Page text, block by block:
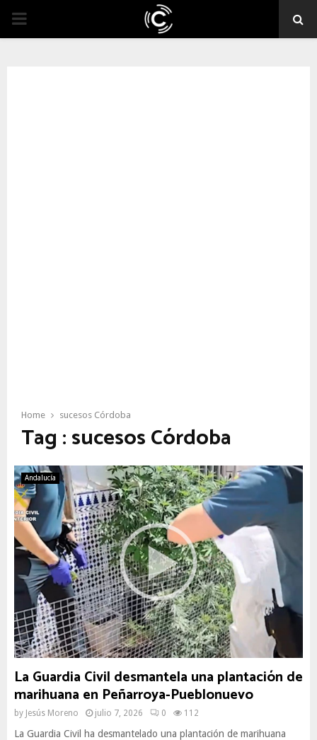
PRIMARY
Home sucesos Córdoba
Tag : sucesos Córdoba
Andalucía
La Guardia Civil desmantela una plantación de
marihuana en Peñarroya-Pueblonuevo
by Jesús Moreno julio 7, 2026 0 112
La Guardia Civil ha desmantelado una plantación de marihuana